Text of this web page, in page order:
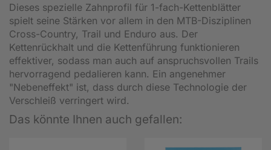
Dieses spezielle Zahnprofil für 1-fach-Kettenblätter
spielt seine Stärken vor allem in den MTB-Disziplinen
Cross-Country, Trail und Enduro aus. Der
Kettenrückhalt und die Kettenführung funktionieren
effektiver, sodass man auch auf anspruchsvollen Trails
hervorragend pedalieren kann. Ein angenehmer
"Nebeneffekt" ist, dass durch diese Technologie der
Verschleiß verringert wird.
Das könnte Ihnen auch gefallen: